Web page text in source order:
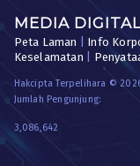
MEDIA
Peta Laman Info
Keselamatan
Hakcipta Terpelihara ©
Jumlah Pengunjung:
3,086,642